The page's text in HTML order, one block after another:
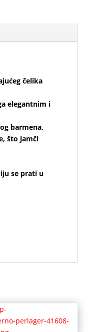
čelika
elegantnim i
barmena,
što jamči
se prati u